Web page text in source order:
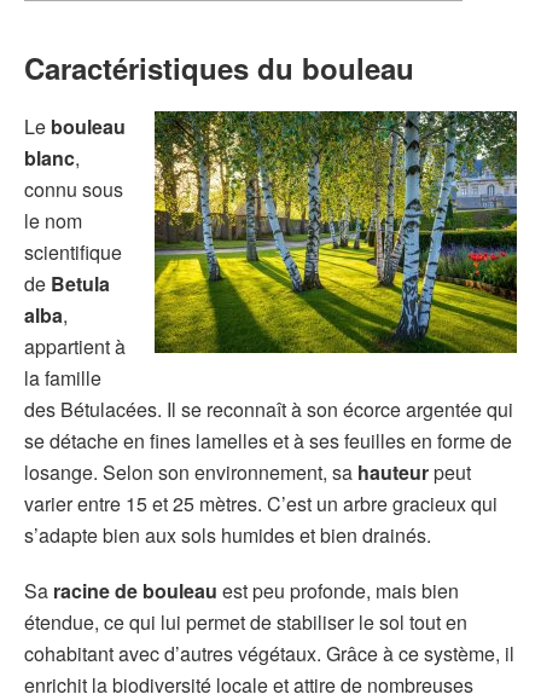
Caractéristiques du bouleau
Le bouleau
blanc,
connu sous
le nom
scientifique
de Betula
alba,
appartient à
la famille
des Bétulacées. Il se reconnaît à son écorce argentée qui
se détache en fines lamelles et à ses feuilles en forme de
losange. Selon son environnement, sa hauteurpeut
varier entre 15 et 25 mètres. C’est un arbre gracieux qui
s’adapte bien aux sols humides et bien drainés.
Sa racine de bouleau est peu profonde, mais bien
étendue, ce qui lui permet de stabiliser le sol tout en
cohabitant avec d’autres végétaux. Grâce à ce système, il
enrichit la biodiversité locale et attire de nombreuses